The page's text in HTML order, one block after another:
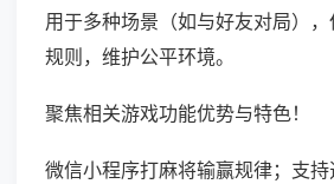
用于多种场景（如与好友对局）
规则，维护公平环境。
聚焦相关游戏功能优势与特色！
微信小程序打麻将输赢规律；支